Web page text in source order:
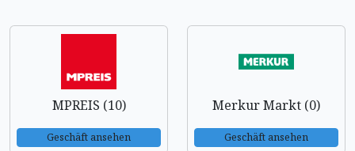
MPREIS (10)
Geschäft ansehen
Merkur Markt (0)
Geschäft ansehen